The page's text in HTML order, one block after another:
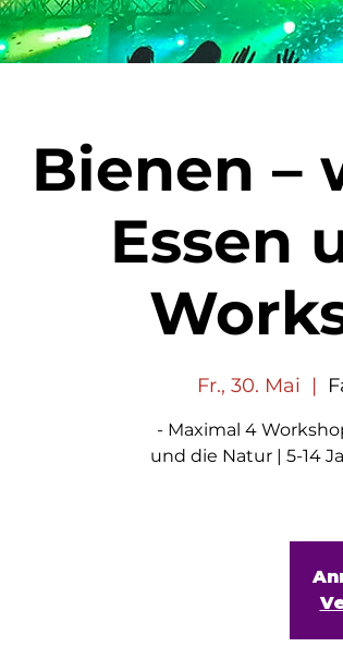
Bienen –
Essen
Fr., 30. Mai
  |
- Maximal 4
und die Natur | 5-14